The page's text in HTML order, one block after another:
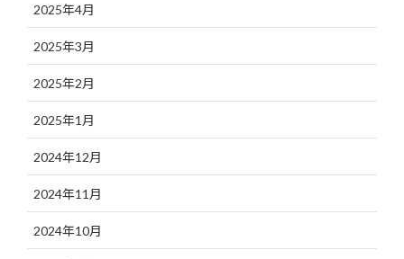
2025年4月
2025年3月
2025年2月
2025年1月
2024年12月
2024年11月
2024年10月